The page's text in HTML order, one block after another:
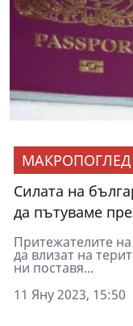
МАКРОПОГЛЕД
Силата на
да пътуваме
Притежателите
да влизат на
ни поставя...
11 Яну 2023, 15:50